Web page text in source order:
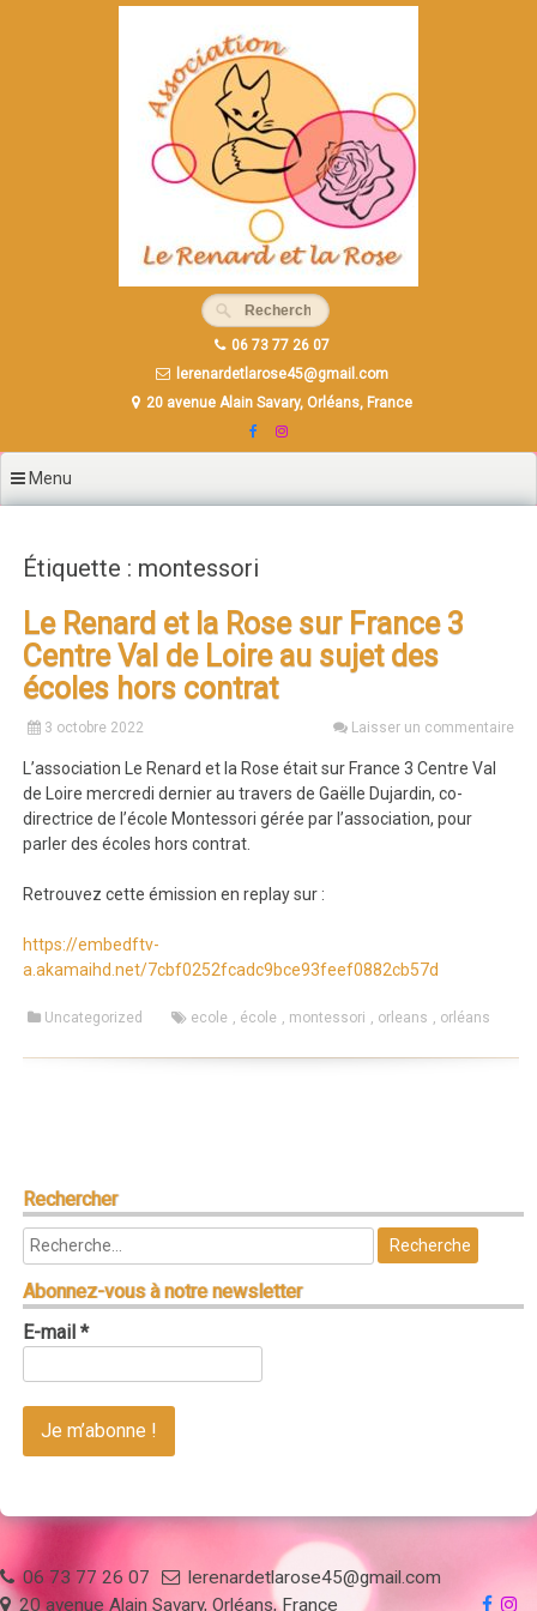
06 73 77 26 07
lerenardetlarose45@gmail.com
20 avenue Alain Savary, Orléans, France
Menu
Étiquette : montessori
Le Renard et la Rose sur France 3
Centre Val de Loire au sujet des
écoles hors contrat
3 octobre 2022 Laisser un commentaire
L’association Le Renard et la Rose était sur France 3 Centre Val
de Loire mercredi dernier au travers de Gaëlle Dujardin, co-
directrice de l’école Montessori gérée par l’association, pour
parler des écoles hors contrat.
Retrouvez cette émission en replay sur :
https://embedftv-
a.akamaihd.net/7cbf0252fcadc9bce93feef0882cb57d
Uncategorized ecole , école , montessori , orleans , orléans
Rechercher
Abonnez-vous à notre newsletter
E-mail*
06 73 77 26 07
lerenardetlarose45@gmail.com
20 avenue Alain Savary, Orléans, France